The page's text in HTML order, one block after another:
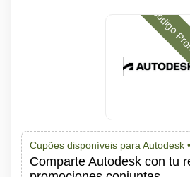
Código
Cupões disponíveis para Autodesk •
Comparte Autodesk con tu